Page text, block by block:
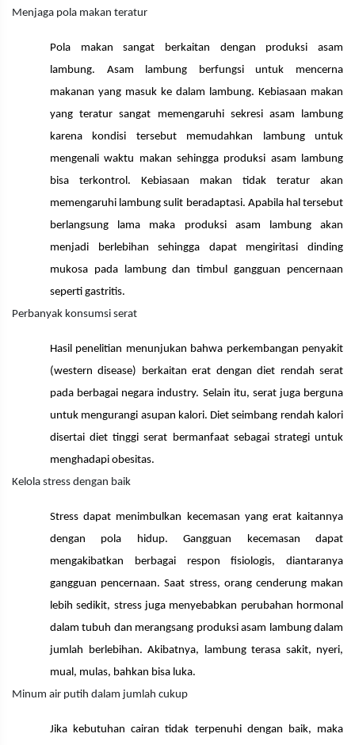
Menjaga pola makan teratur
Pola makan sangat berkaitan dengan produksi asam
lambung. Asam lambung berfungsi untuk mencerna
makanan yang masuk ke dalam lambung. Kebiasaan makan
yang teratur sangat memengaruhi sekresi asam lambung
karena kondisi tersebut memudahkan lambung untuk
mengenali waktu makan sehingga produksi asam lambung
bisa terkontrol. Kebiasaan makan tidak teratur akan
memengaruhi lambung sulit beradaptasi. Apabila hal tersebut
berlangsung lama maka produksi asam lambung akan
menjadi berlebihan sehingga dapat mengiritasi dinding
mukosa pada lambung dan timbul gangguan pencernaan
seperti gastritis.
Perbanyak konsumsi serat
Hasil penelitian menunjukan bahwa perkembangan penyakit
(western disease) berkaitan erat dengan diet rendah serat
pada berbagai negara industry. Selain itu, serat juga berguna
untuk mengurangi asupan kalori. Diet seimbang rendah kalori
disertai diet tinggi serat bermanfaat sebagai strategi untuk
menghadapi obesitas.
Kelola stress dengan baik
Stress dapat menimbulkan kecemasan yang erat kaitannya
dengan pola hidup. Gangguan kecemasan dapat
mengakibatkan berbagai respon fisiologis, diantaranya
gangguan pencernaan. Saat stress, orang cenderung makan
lebih sedikit, stress juga menyebabkan perubahan hormonal
dalam tubuh dan merangsang produksi asam lambung dalam
jumlah berlebihan. Akibatnya, lambung terasa sakit, nyeri,
mual, mulas, bahkan bisa luka.
Minum air putih dalam jumlah cukup
Jika kebutuhan cairan tidak terpenuhi dengan baik, maka